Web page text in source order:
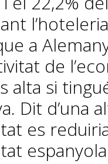
a
de
alta si
Dit
es